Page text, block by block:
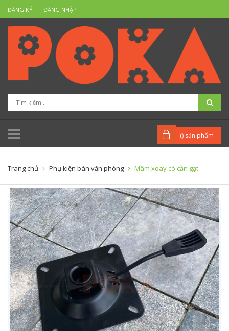
ĐĂNG KÝ ĐĂNG NHẬP
() sản phẩm
Trang chủ Phụ kiện bàn văn phòng Mâm xoay có cần gạt